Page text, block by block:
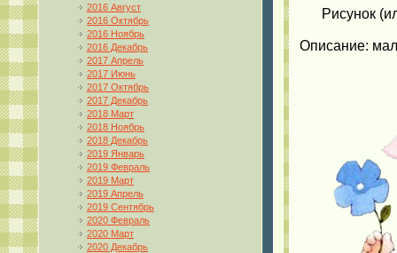
2016 Август
2016 Октябрь
2016 Ноябрь
2016 Декабрь
2017 Апрель
2017 Июнь
2017 Октябрь
2017 Декабрь
2018 Март
2018 Ноябрь
2018 Декабрь
2019 Январь
2019 Февраль
2019 Март
2019 Апрель
2019 Сентябрь
2020 Февраль
2020 Март
2020 Декабрь
Рисунок
Описание: